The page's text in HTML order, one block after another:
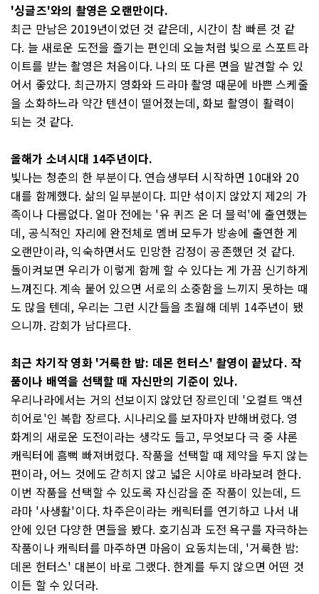
'싱글즈'와의 촬영은 오랜만이다.
최근 만남은 2019년이었던 것 같은데, 시간이 참 빠른 것 같
다. 늘 새로운 도전을 즐기는 편인데 오늘처럼 빛으로 스포트라
이트를 받는 촬영은 처음이다. 나의 또 다른 면을 발견할 수 있
어서 좋았다. 최근까지 영화와 드라마 촬영 때문에 바쁜 스케줄
을 소화하느라 약간 텐션이 떨어졌는데, 화보 촬영이 활력이
되는 것 같다.
올해가 소녀시대 14주년이다.
빛나는 청춘의 한 부분이다. 연습생부터 시작하면 10대와 20
대를 함께했다. 삶의 일부분이다. 피만 섞이지 않았지 제2의 가
족이나 다름없다. 얼마 전에는 '유 퀴즈 온 더 블럭'에 출연했는
데, 공식적인 자리에 완전체로 멤버 모두가 방송에 출연한 게
오랜만이라, 익숙하면서도 민망한 감정이 공존했던 것 같다.
돌이켜보면 우리가 이렇게 함께 할 수 있다는 게 가끔 신기하게
느껴진다. 계속 붙어 있으면 서로의 소중함을 느끼지 못하는 때
도 많을 텐데, 우리는 그런 시간들을 초월해 데뷔 14주년이 됐
으니까. 감회가 남다르다.
최근 차기작 영화 '거룩한 밤: 데몬 헌터스' 촬영이 끝났다. 작
품이나 배역을 선택할 때 자신만의 기준이 있나.
우리나라에서는 거의 선보이지 않았던 장르인데 '오컬트 액션
히어로'인 복합 장르다. 시나리오를 보자마자 반해버렸다. 영
화계의 새로운 도전이라는 생각도 들고, 무엇보다 극 중 샤론
캐릭터에 흠뻑 빠져버렸다. 작품을 선택할 때 제약을 두지 않는
편이라, 어느 것에도 갇히지 않고 넓은 시야로 바라보려 한다.
이번 작품을 선택할 수 있도록 자신감을 준 작품이 있는데, 드
라마 '사생활'이다. 차주은이라는 캐릭터를 연기하고 나서 내
안에 있던 다양한 면들을 봤다. 호기심과 도전 욕구를 자극하는
작품이나 캐릭터를 마주하면 마음이 요동치는데, '거룩한 밤:
데몬 헌터스' 대본이 바로 그랬다. 한계를 두지 않으면 어떤 것
이든 할 수 있더라.